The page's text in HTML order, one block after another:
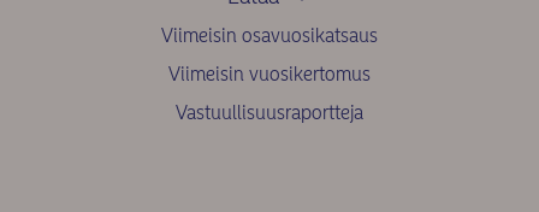
Viimeisin osavuosikatsaus
Viimeisin vuosikertomus
Vastuullisuusraportteja